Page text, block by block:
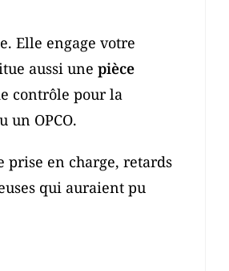
Elle engage votre
aussi une pièce
contrôle pour la
un OPCO.
prise en charge, retards
qui auraient pu